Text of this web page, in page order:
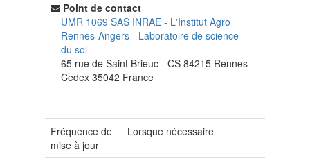
Point de contact
UMR 1069 SAS INRAE - L'Institut Agro
Rennes-Angers - Laboratoire de science
du sol
65 rue de Saint Brieuc - CS 84215 Rennes
Cedex 35042 France
Fréquence de
mise à jour
Lorsque nécessaire